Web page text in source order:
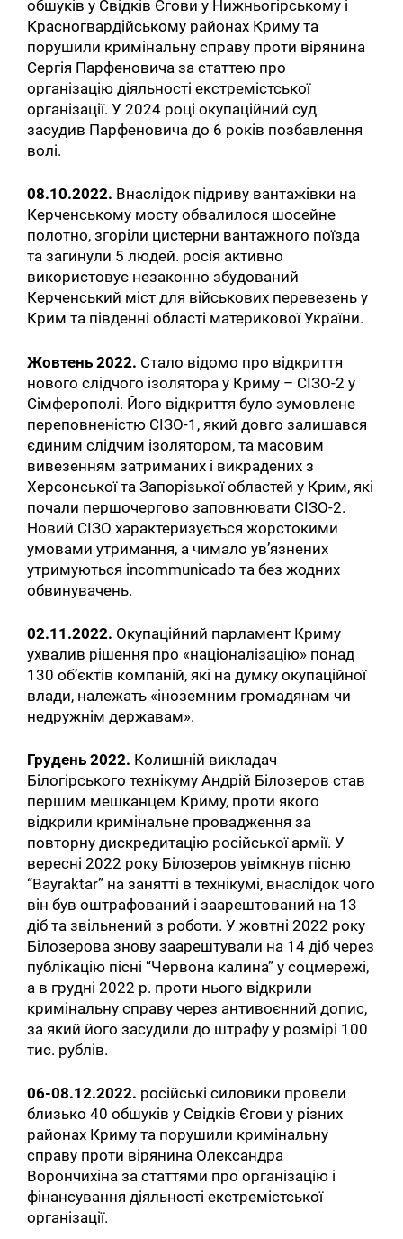
Пошук за запитом:
обшуків у Свідків Єгови у Нижньогірському і
Красногвардійському районах Криму та
порушили кримінальну справу проти вірянина
Сергія Парфеновича за статтею про
організацію діяльності екстремістської
організації. У 2024 році окупаційний суд
засудив Парфеновича до 6 років позбавлення
волі.
08.10.2022. Внаслідок підриву вантажівки на
Керченському мосту обвалилося шосейне
полотно, згоріли цистерни вантажного поїзда
та загинули 5 людей. росія активно
використовує незаконно збудований
Керченський міст для військових перевезень у
Крим та південні області материкової України.
Жовтень 2022. Стало відомо про відкриття
нового слідчого ізолятора у Криму – СІЗО-2 у
Сімферополі. Його відкриття було зумовлене
переповненістю СІЗО-1, який довго залишався
єдиним слідчим ізолятором, та масовим
вивезенням затриманих і викрадених з
Херсонської та Запорізької областей у Крим, які
почали першочергово заповнювати СІЗО-2.
Новий СІЗО характеризується жорстокими
умовами утримання, а чимало ув’язнених
утримуються incommunicado та без жодних
обвинувачень.
02.11.2022. Окупаційний парламент Криму
ухвалив рішення про «націоналізацію» понад
130 об’єктів компаній, які на думку окупаційної
влади, належать «іноземним громадянам чи
недружнім державам».
Грудень 2022. Колишній викладач
Білогірського технікуму Андрій Білозеров став
першим мешканцем Криму, проти якого
відкрили кримінальне провадження за
повторну дискредитацію російської армії. У
вересні 2022 року Білозеров увімкнув пісню
“Bayraktar” на занятті в технікумі, внаслідок чого
він був оштрафований і заарештований на 13
діб та звільнений з роботи. У жовтні 2022 року
Білозерова знову заарештували на 14 діб через
публікацію пісні “Червона калина” у соцмережі,
а в грудні 2022 р. проти нього відкрили
кримінальну справу через антивоєнний допис,
за який його засудили до штрафу у розмірі 100
тис. рублів.
06-08.12.2022. російські силовики провели
близько 40 обшуків у Свідків Єгови у різних
районах Криму та порушили кримінальну
справу проти вірянина Олександра
Ворончихіна за статтями про організацію і
фінансування діяльності екстремістської
організації.